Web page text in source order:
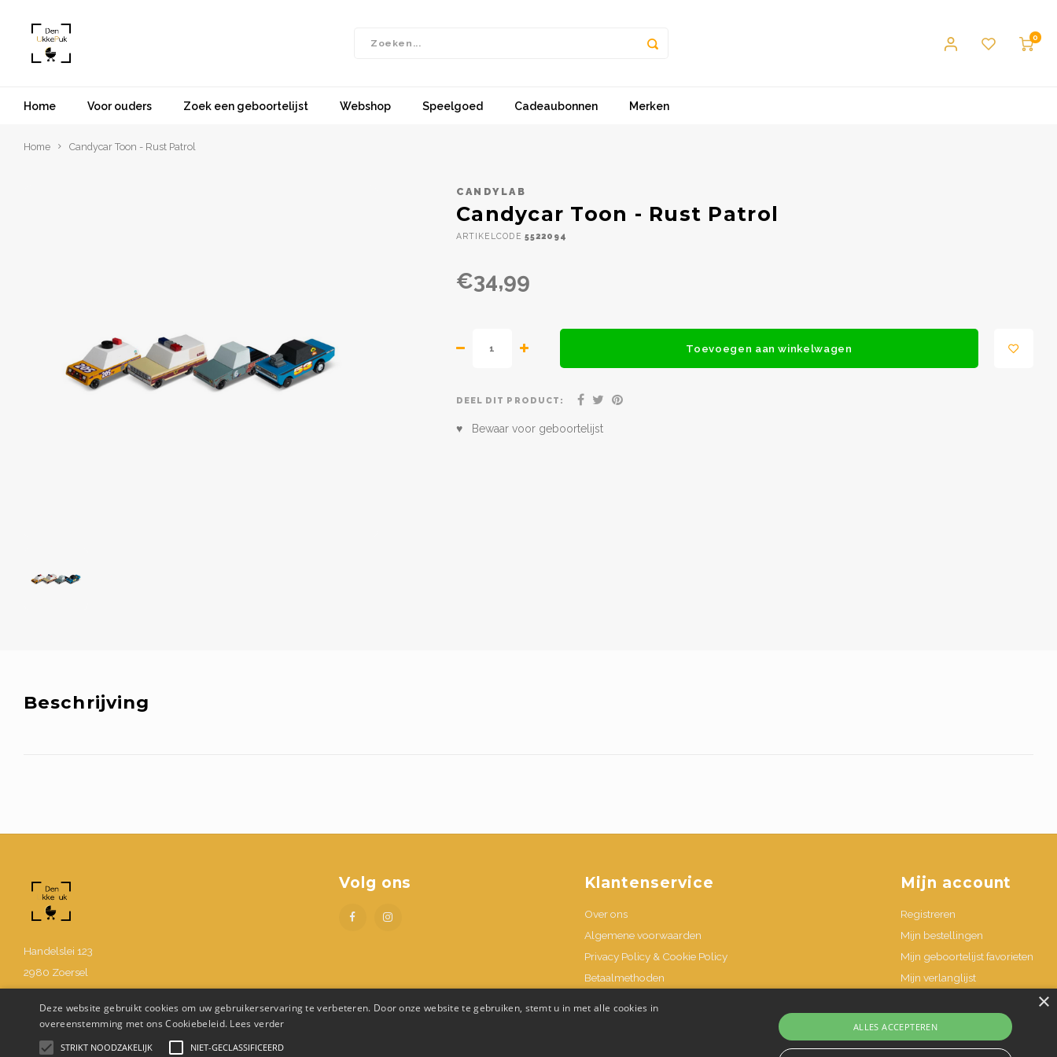
0
Home Voor ouders Zoek een geboortelijst Webshop Speelgoed Cadeaubonnen Merken
Home Candycar Toon - Rust Patrol
CANDYLAB
Candycar Toon - Rust Patrol
ARTIKELCODE 5522094
€34,99
Toevoegen aan winkelwagen
DEEL DIT PRODUCT:
♥ Bewaar voor geboortelijst
Beschrijving
Handelslei 123
2980 Zoersel
03 302 48 58
Volg ons Klantenservice
Over ons
Algemene voorwaarden
Privacy Policy & Cookie Policy
Betaalmethoden
Mijn account
Registreren
Mijn bestellingen
Mijn geboortelijst favorieten
Mijn verlanglijst
×
Deze website gebruikt cookies om uw gebruikerservaring te verbeteren. Door onze website te gebruiken, stemt u in met alle cookies in
overeenstemming met ons Cookiebeleid. Lees verder
STRIKT NOODZAKELIJK NIET-GECLASSIFICEERD
ALLES ACCEPTEREN